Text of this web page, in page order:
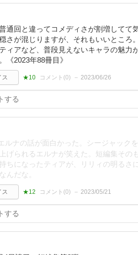
通回と違ってコメディさが割増してて
さが混じりますが、それもいいとこ
ィアなど、普段見えないキャラの魅力
《2023年88冊目》
ス ★10 コメント(0) 2023/06/26
ルナの話が面白かった。シージャック
げられるエルナが笑えた。短編集その
ちになったティアが、リリィの明るさ
んだな。
ス ★12 コメント(0) 2023/05/21